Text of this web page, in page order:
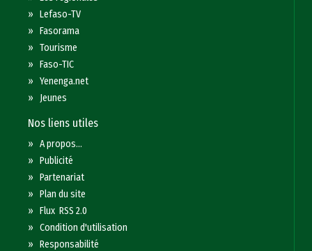
»Lefaso-TV
»Fasorama
»Tourisme
»Faso-TIC
»Yenenga.net
» Jeunes
Nos liens utiles
»A propos...
»Publicité
»Partenariat
»Plan du site
»Flux RSS 2.0
»Condition d'utilisation
»Responsabilité